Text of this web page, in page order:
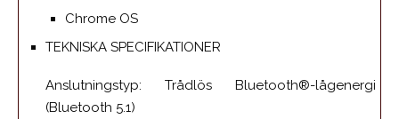
Chrome OS
TEKNISKA SPECIFIKATIONER
Anslutningstyp: Trådlös Bluetooth®-lågenergi
(Bluetooth 5.1)